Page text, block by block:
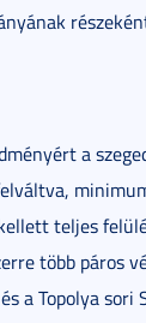
a
teljes
több páros
a Topolya sori